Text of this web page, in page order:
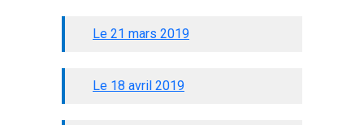
Le 21 mars 2019
Le 18 avril 2019